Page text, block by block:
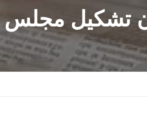
تشكيل مجلس